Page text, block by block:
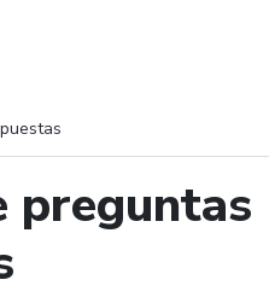
preguntas